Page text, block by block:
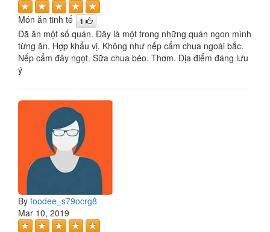
Món ăn tinh tế 1
Đã ăn một số quán. Đây là một trong những quán ngon mình
từng ăn. Hợp khẩu vị. Không như nếp cẩm chua ngoài bắc.
Nếp cẩm đây ngọt. Sữa chua béo. Thơm. Địa điểm đáng lưu
ý
By foodee_s79ocrg8
Mar 10, 2019